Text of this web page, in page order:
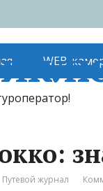
WEB-
Путевой журнал